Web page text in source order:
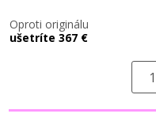
Oproti originálu
ušetríte 367 €